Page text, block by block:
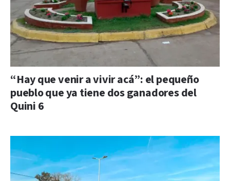
“Hay que venir a vivir acá”: el pequeño
pueblo que ya tiene dos ganadores del
Quini 6